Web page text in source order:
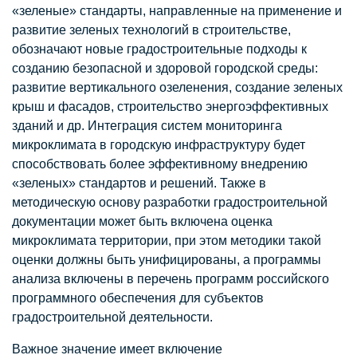
«зеленые» стандарты, направленные на применение и
развитие зеленых технологий в строительстве,
обозначают новые градостроительные подходы к
созданию безопасной и здоровой городской среды:
развитие вертикального озеленения, создание зеленых
крыш и фасадов, строительство энергоэффективных
зданий и др. Интеграция систем мониторинга
микроклимата в городскую инфраструктуру будет
способствовать более эффективному внедрению
«зеленых» стандартов и решений. Также в
методическую основу разработки градостроительной
документации может быть включена оценка
микроклимата территории, при этом методики такой
оценки должны быть унифицированы, а программы
анализа включены в перечень программ российского
программного обеспечения для субъектов
градостроительной деятельности.
Важное значение имеет включение